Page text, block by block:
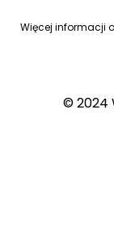
Więcej informacji
© 2024